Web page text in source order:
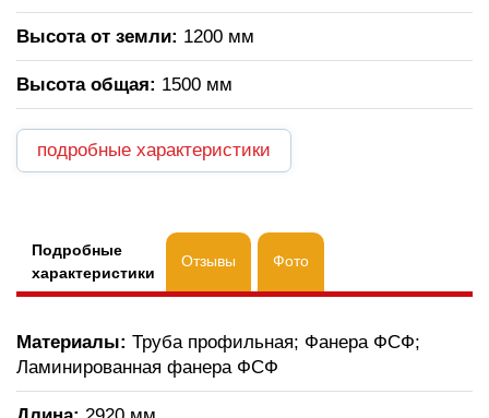
Высота от земли: 1200 мм
Высота общая: 1500 мм
подробные характеристики
Подробные
характеристики
Отзывы Фото
Материалы: Труба профильная; Фанера ФСФ;
Ламинированная фанера ФСФ